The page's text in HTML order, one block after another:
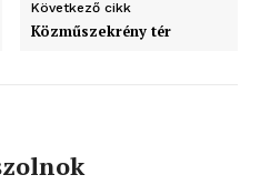
Következő cikk
Közműszekrény tér